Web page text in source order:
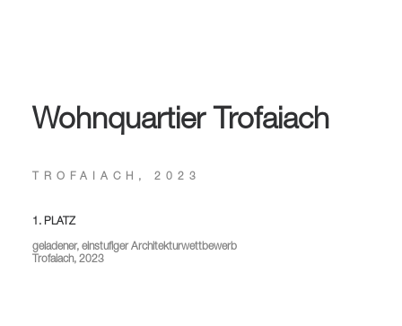
Wohnquartier Trofaiach
TROFAIACH, 2023
1. PLATZ
geladener, einstufiger Architekturwettbewerb
Trofaiach, 2023